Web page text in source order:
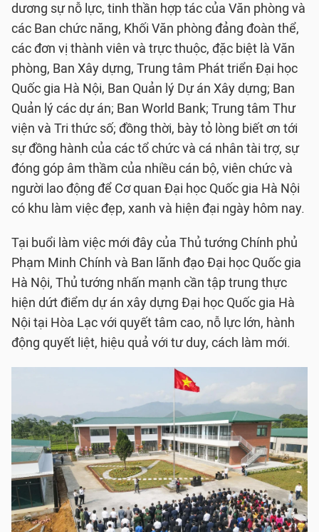
dương sự nỗ lực, tinh thần hợp tác của Văn phòng và
các Ban chức năng, Khối Văn phòng đảng đoàn thể,
các đơn vị thành viên và trực thuộc, đặc biệt là Văn
phòng, Ban Xây dựng, Trung tâm Phát triển Đại học
Quốc gia Hà Nội, Ban Quản lý Dự án Xây dựng; Ban
Quản lý các dự án; Ban World Bank; Trung tâm Thư
viện và Tri thức số; đồng thời, bày tỏ lòng biết ơn tới
sự đồng hành của các tổ chức và cá nhân tài trợ, sự
đóng góp âm thầm của nhiều cán bộ, viên chức và
người lao động để Cơ quan Đại học Quốc gia Hà Nội
có khu làm việc đẹp, xanh và hiện đại ngày hôm nay.
Tại buổi làm việc mới đây của Thủ tướng Chính phủ
Phạm Minh Chính và Ban lãnh đạo Đại học Quốc gia
Hà Nội, Thủ tướng nhấn mạnh cần tập trung thực
hiện dứt điểm dự án xây dựng Đại học Quốc gia Hà
Nội tại Hòa Lạc với quyết tâm cao, nỗ lực lớn, hành
động quyết liệt, hiệu quả với tư duy, cách làm mới.